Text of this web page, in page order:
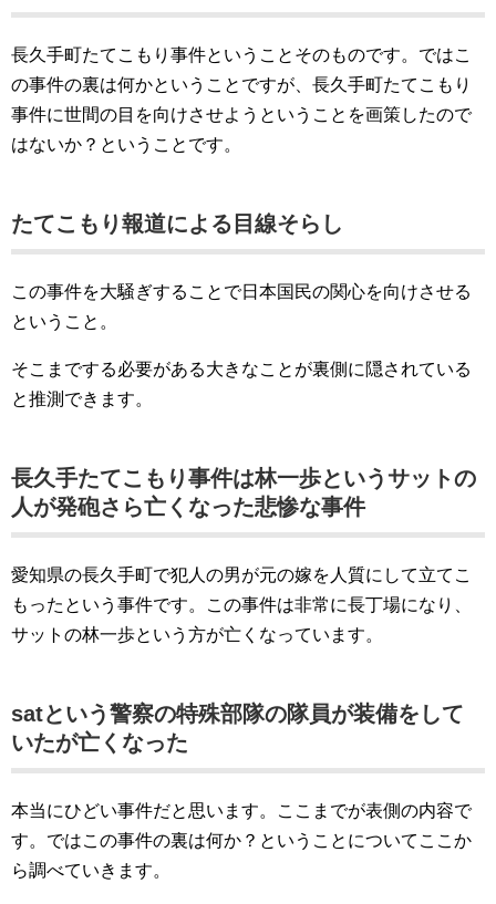
長久手町たてこもり事件ということそのものです。ではこ
の事件の裏は何かということですが、長久手町たてこもり
事件に世間の目を向けさせようということを画策したので
はないか？ということです。
たてこもり報道による目線そらし
この事件を大騒ぎすることで日本国民の関心を向けさせる
ということ。
そこまでする必要がある大きなことが裏側に隠されている
と推測できます。
長久手たてこもり事件は林一歩というサットの
人が発砲さら亡くなった悲惨な事件
愛知県の長久手町で犯人の男が元の嫁を人質にして立てこ
もったという事件です。この事件は非常に長丁場になり、
サットの林一歩という方が亡くなっています。
satという警察の特殊部隊の隊員が装備をして
いたが亡くなった
本当にひどい事件だと思います。ここまでが表側の内容で
す。ではこの事件の裏は何か？ということについてここか
ら調べていきます。